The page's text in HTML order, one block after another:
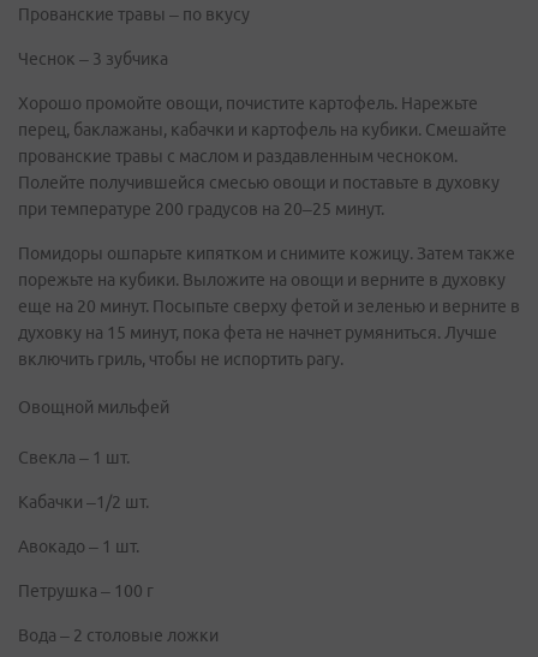
Прованские травы – по вкусу
Чеснок – 3 зубчика
Хорошо промойте овощи, почистите картофель. Нарежьте
перец, баклажаны, кабачки и картофель на кубики. Смешайте
прованские травы с маслом и раздавленным чесноком.
Полейте получившейся смесью овощи и поставьте в духовку
при температуре 200 градусов на 20–25 минут.
Помидоры ошпарьте кипятком и снимите кожицу. Затем также
порежьте на кубики. Выложите на овощи и верните в духовку
еще на 20 минут. Посыпьте сверху фетой и зеленью и верните в
духовку на 15 минут, пока фета не начнет румяниться. Лучше
включить гриль, чтобы не испортить рагу.
Овощной мильфей
Свекла – 1 шт.
Кабачки –1/2 шт.
Авокадо – 1 шт.
Петрушка – 100 г
Вода – 2 столовые ложки